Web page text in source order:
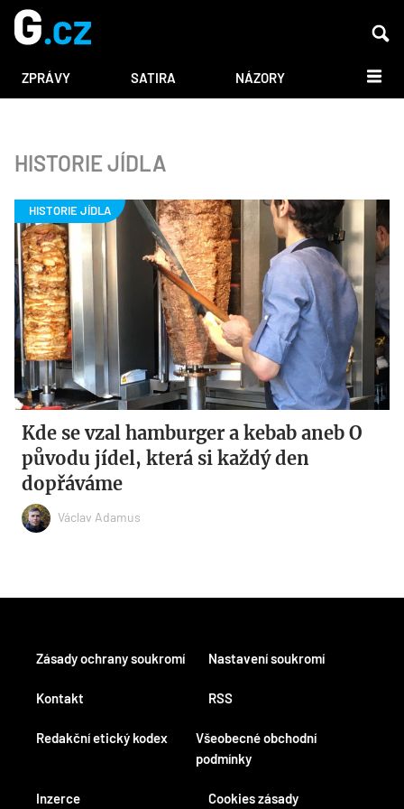
ZPRÁVY SATIRA NÁZORY DALŠÍ
HISTORIE JÍDLA
Kde se vzal hamburger a kebab aneb O
původu jídel, která si každý den
dopřáváme
Václav Adamus
Kontakt
Redakční etický kodex
Inzerce
RSS
Všeobecné obchodní
podmínky
Cookies zásady
Zásady ochrany soukromí Nastavení soukromí